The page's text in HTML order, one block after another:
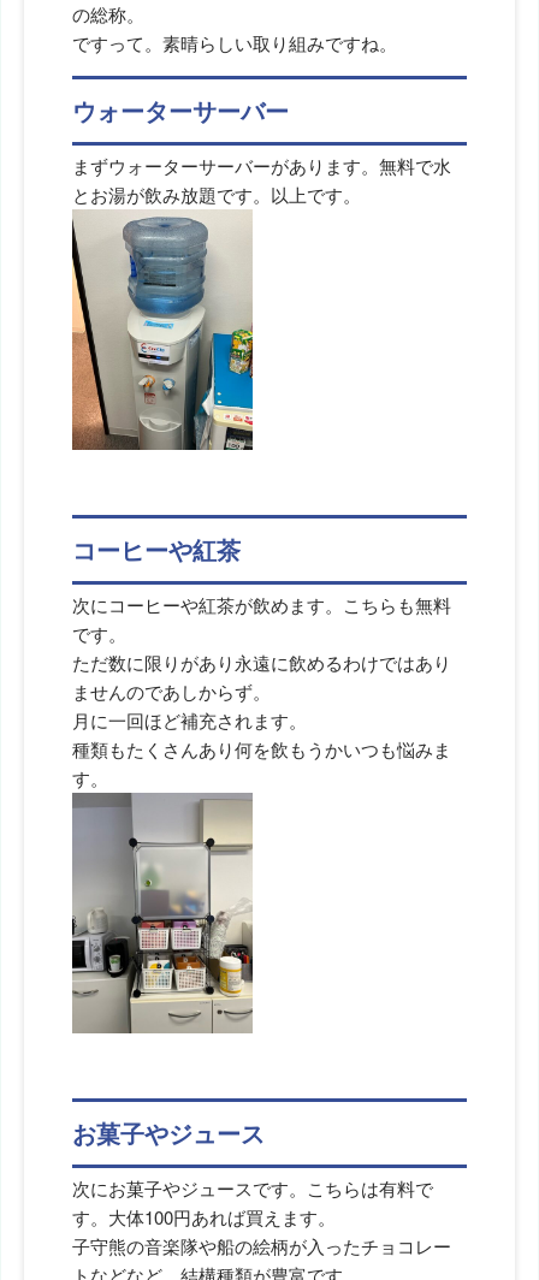
の総称。
ですって。素晴らしい取り組みですね。
ウォーターサーバー
まずウォーターサーバーがあります。無料で水
とお湯が飲み放題です。以上です。
コーヒーや紅茶
次にコーヒーや紅茶が飲めます。こちらも無料
です。
ただ数に限りがあり永遠に飲めるわけではあり
ませんのであしからず。
月に一回ほど補充されます。
種類もたくさんあり何を飲もうかいつも悩みま
す。
お菓子やジュース
次にお菓子やジュースです。こちらは有料で
す。大体100円あれば買えます。
子守熊の音楽隊や船の絵柄が入ったチョコレー
トなどなど。結構種類が豊富です。